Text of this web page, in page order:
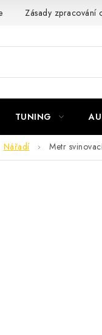
Zásady zpracování
TUNING
Nářadí Metr